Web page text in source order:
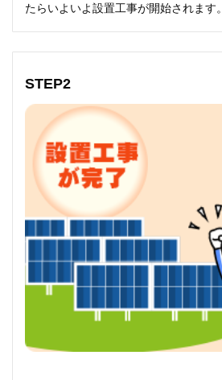
たらいよいよ設置工事が開始されます。
STEP2